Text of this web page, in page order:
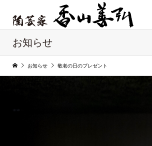
お知らせ
お知らせ 敬老の日のプレゼント